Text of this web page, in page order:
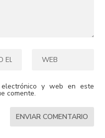
y web en este
comente.